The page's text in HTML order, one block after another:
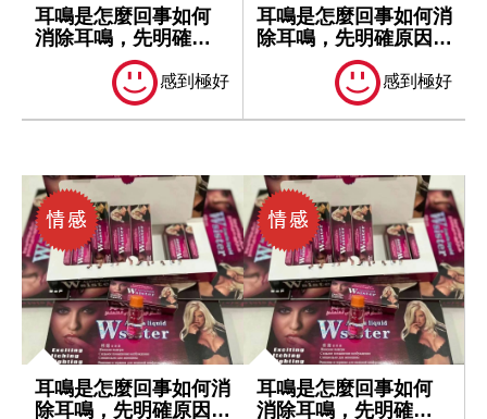
耳鳴是怎麼回事如何
消除耳鳴，先明確原
感到極好
耳鳴是怎麼回事如何消
除耳鳴，先明確原因再
感到極好
耳鳴是怎麼回事如何消
除耳鳴，先明確原因再
耳鳴是怎麼回事如何
消除耳鳴，先明確原